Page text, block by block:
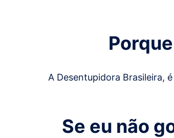
A Desentupidora Brasileira,
Se eu não